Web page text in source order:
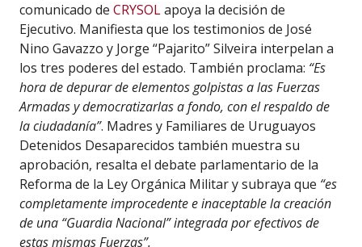
comunicado de CRYSOLapoya la decisión de
Ejecutivo. Manifiesta que los testimonios de José
Nino Gavazzo y Jorge “Pajarito” Silveira interpelan a
los tres poderes del estado. También proclama: “Es
hora de depurar de elementos golpistas a las Fuerzas
Armadas y democratizarlas a fondo, con el respaldo de
la ciudadanía”. Madres y Familiares de Uruguayos
Detenidos Desaparecidos también muestra su
aprobación, resalta el debate parlamentario de la
Reforma de la Ley Orgánica Militar y subraya que “es
completamente improcedente e inaceptable la creación
de una “Guardia Nacional” integrada por efectivos de
estas mismas Fuerzas”.